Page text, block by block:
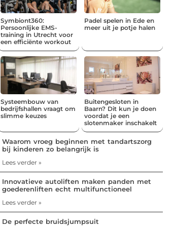
Symbiont360:
Persoonlijke EMS-
training in Utrecht voor
een efficiënte workout
Padel spelen in Ede en
meer uit je potje halen
Systeembouw van
bedrijfshallen vraagt om
slimme keuzes
Buitengesloten in
Baarn? Dit kun je doen
voordat je een
slotenmaker inschakelt
Waarom vroeg beginnen met tandartszorg
bij kinderen zo belangrijk is
Lees verder »
Innovatieve autoliften maken panden met
goederenliften echt multifunctioneel
Lees verder »
De perfecte bruidsjumpsuit